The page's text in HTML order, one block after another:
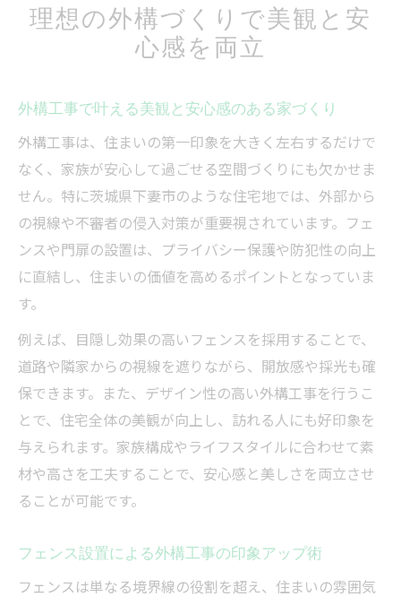
理想の外構づくりで美観と安
心感を両立
外構工事で叶える美観と安心感のある家づくり
外構工事は、住まいの第一印象を大きく左右するだけで
なく、家族が安心して過ごせる空間づくりにも欠かせま
せん。特に茨城県下妻市のような住宅地では、外部から
の視線や不審者の侵入対策が重要視されています。フェ
ンスや門扉の設置は、プライバシー保護や防犯性の向上
に直結し、住まいの価値を高めるポイントとなっていま
す。
例えば、目隠し効果の高いフェンスを採用することで、
道路や隣家からの視線を遮りながら、開放感や採光も確
保できます。また、デザイン性の高い外構工事を行うこ
とで、住宅全体の美観が向上し、訪れる人にも好印象を
与えられます。家族構成やライフスタイルに合わせて素
材や高さを工夫することで、安心感と美しさを両立させ
ることが可能です。
フェンス設置による外構工事の印象アップ術
フェンスは単なる境界線の役割を超え、住まいの雰囲気